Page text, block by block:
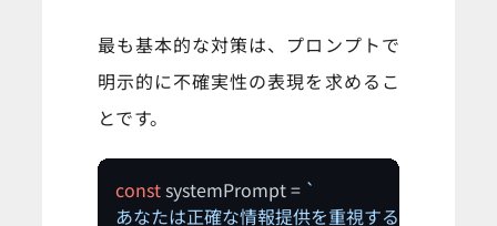
最も基本的な対策は、プロンプトで
明示的に不確実性の表現を求めるこ
とです。
const systemPrompt = `
あなたは正確な情報提供を重視するアシスタン